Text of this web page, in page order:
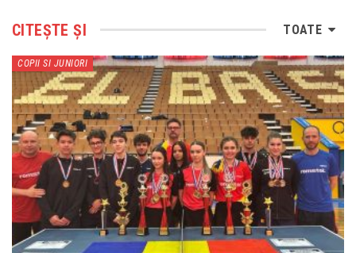
TOATE
CITEȘTE ȘI
COPII SI JUNIORI